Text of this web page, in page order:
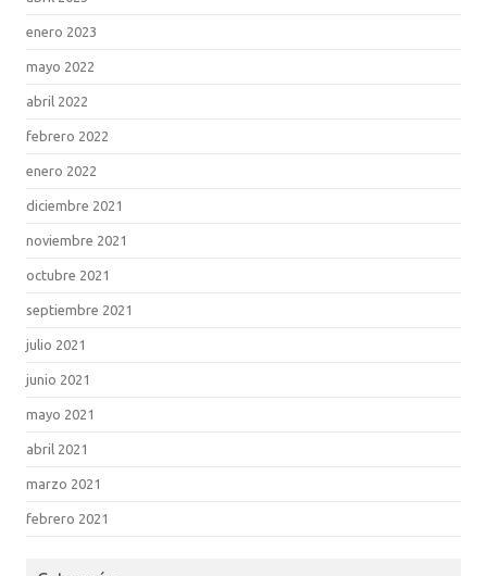
enero 2023
mayo 2022
abril 2022
febrero 2022
enero 2022
diciembre 2021
noviembre 2021
octubre 2021
septiembre 2021
julio 2021
junio 2021
mayo 2021
abril 2021
marzo 2021
febrero 2021